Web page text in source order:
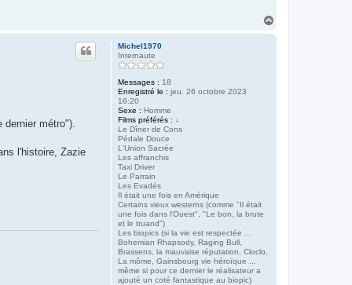
Michel1970
Internaute
Messages : 18
Enregistré le : jeu. 26 octobre 2023
16:20
Sexe : Homme
Films préférés : ↓
Le Dîner de Cons
Pédale Douce
L'Union Sacrée
Les affranchis
Taxi Driver
Le Parrain
Les Evadés
Il était une fois en Amérique
Certains vieux westerns (comme "Il était
une fois dans l'Ouest", "Le bon, la brute
et le truand")
Les biopics (si la vie est respectée ...
Bohemian Rhapsody, Raging Bull,
Brassens, la mauvaise réputation, Cloclo,
La môme, Gainsbourg vie héroïque ...
même si pour ce dernier le réalisateur a
ajouté un coté fantastique au biopic)
dernier métro").
l'histoire, Zazie